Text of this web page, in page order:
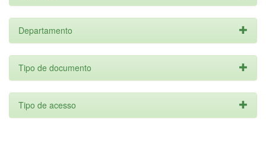
Departamento
Tipo de documento
Tipo de acesso